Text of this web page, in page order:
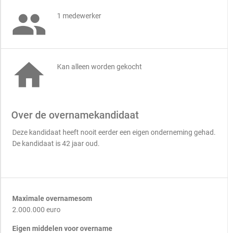
 1 medewerker
 Kan alleen worden gekocht
Over de overnamekandidaat
Deze kandidaat heeft nooit eerder een eigen onderneming gehad.
De kandidaat is 42 jaar oud.
Maximale overnamesom
2.000.000 euro
Eigen middelen voor overname